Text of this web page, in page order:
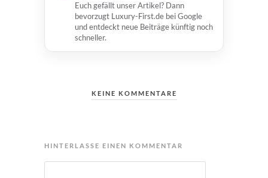
Euch gefällt unser Artikel? Dann
bevorzugt Luxury-First.de bei Google
und entdeckt neue Beiträge künftig noch
schneller.
KEINE KOMMENTARE
HINTERLASSE EINEN KOMMENTAR